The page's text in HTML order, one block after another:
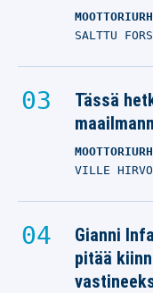
SALTTU
Tässä
VILLE
Gianni
pitää